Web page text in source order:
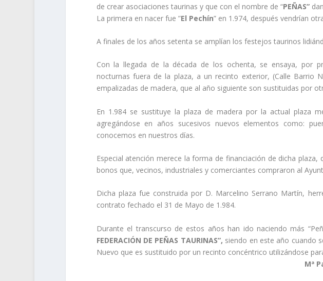
de crear asociaciones taurinas y que con el nombre de “PEÑAS”
La primera en nacer fue ”El Pechín” en 1.974, después vendrían
A finales de los años setenta se amplían los festejos taurinos
Con la llegada de la década de los ochenta, se ensaya, por
nocturnas fuera de la plaza, a un recinto exterior, (Calle Barrio
empalizadas de madera, que al año siguiente son sustituidas por
En 1.984 se sustituye la plaza de madera por la actual plaza
agregándose en años sucesivos nuevos elementos como:
conocemos en nuestros días.
Especial atención merece la forma de financiación de dicha
bonos que, vecinos, industriales y comerciantes compraron al
Dicha plaza fue construida por D. Marcelino Serrano Martín,
contrato fechado el 31 de Mayo de 1.984.
Durante el transcurso de estos años han ido naciendo más
FEDERACIÓN DE PEÑAS TAURINAS”, siendo en este año cuando
Nuevo que es sustituido por un recinto concéntrico utilizándose
Mª